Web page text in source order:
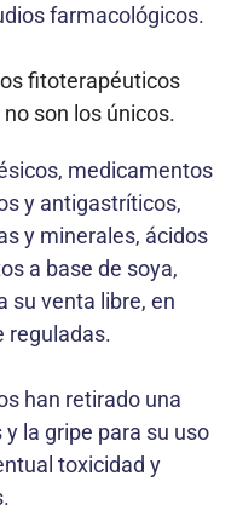
farmacológicos.
fitoterapéuticos
son los únicos.
medicamentos
y antigastríticos,
y minerales, ácidos
a base de soya,
su venta libre, en
reguladas.
han retirado una
la gripe para su uso
toxicidad y